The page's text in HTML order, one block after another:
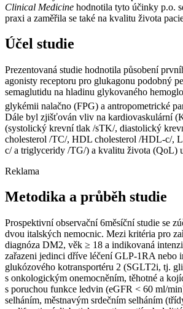
Clinical Medicine hodnotila tyto účinky p.o.
praxi a zaměřila se také na kvalitu života
Účel studie
Prezentovaná studie hodnotila působení
agonisty receptoru pro glukagonu podobný
semaglutidu na hladinu glykovaného
glykémii nalačno (FPG) a antropometrické
Dále byl zjišťován vliv na kardiovaskulární
(systolický krevní tlak /sTK/, diastolický
cholesterol /TC/, HDL cholesterol /HDL-c/,
c/ a triglyceridy /TG/) a kvalitu života (QoL)
Reklama
Metodika a průběh studie
Prospektivní observační 6měsíční studie se
dvou italských nemocnic. Mezi kritéria pro
diagnóza DM2, věk ≥ 18 a indikovaná
zařazeni jedinci dříve léčení GLP-1RA nebo
glukózového kotransportéru 2 (SGLT2i, tj.
s onkologickým onemocněním, těhotné a
s poruchou funkce ledvin (eGFR < 60 ml⁠/⁠
selháním, městnavým srdečním selháním